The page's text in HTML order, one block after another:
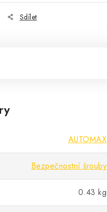
Sdílet
AUTOMAX
Bezpečnostní šrouby
0.43 kg